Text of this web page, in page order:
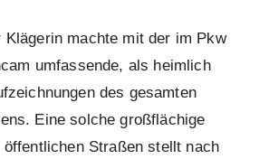
Klägerin machte mit der im Pkw
umfassende, als heimlich
des gesamten
Eine solche großflächige
öffentlichen Straßen stellt nach